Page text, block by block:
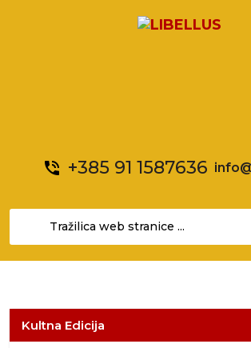
phone_in_talk +385 91 1587636
Kultna Edicija